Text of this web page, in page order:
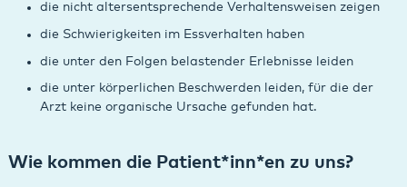
die nicht altersentsprechende Verhaltensweisen zeigen
die Schwierigkeiten im Essverhalten haben
die unter den Folgen belastender Erlebnisse leiden
die unter körperlichen Beschwerden leiden, für die der
Arzt keine organische Ursache gefunden hat.
Wie kommen die Patient*inn*en zu uns?